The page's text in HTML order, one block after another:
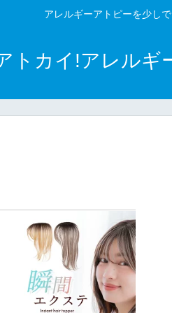
アレルギーアトピーを少し
トカイ!アレルギ